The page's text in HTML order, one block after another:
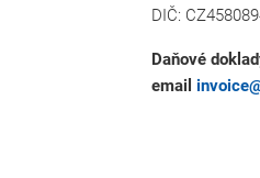
DIČ:
Daňové
email